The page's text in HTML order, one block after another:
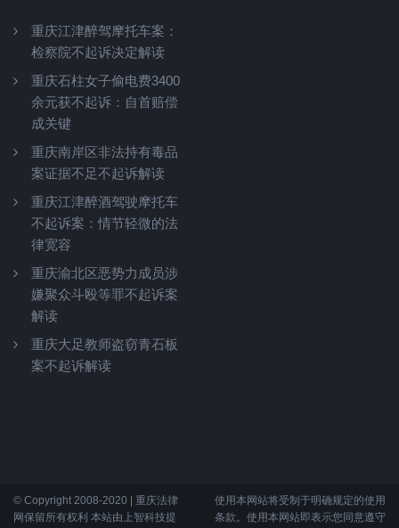
重庆江津醉驾摩托车案：
检察院不起诉决定解读
重庆石柱女子偷电费3400
余元获不起诉：自首赔偿
成关键
重庆南岸区非法持有毒品
案证据不足不起诉解读
重庆江津醉酒驾驶摩托车
不起诉案：情节轻微的法
律宽容
重庆渝北区恶势力成员涉
嫌聚众斗殴等罪不起诉案
解读
重庆大足教师盗窃青石板
案不起诉解读
© Copyright 2008-2020 | 重庆法律
网保留所有权利 本站由上智科技提
使用本网站将受制于明确规定的使用
条款。使用本网站即表示您同意遵守